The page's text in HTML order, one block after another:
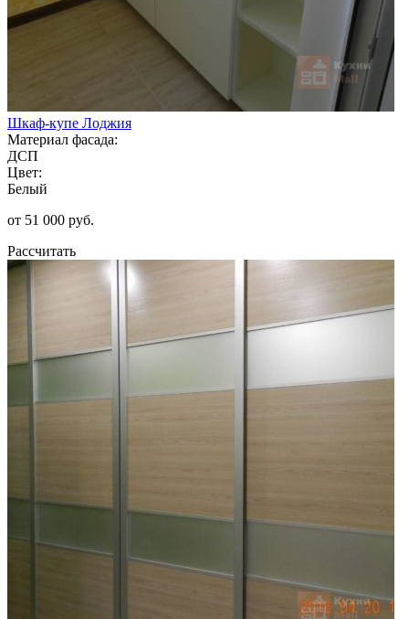
Шкаф-купе Лоджия
Материал фасада:
ДСП
Цвет:
Белый
от 51 000 руб.
Рассчитать